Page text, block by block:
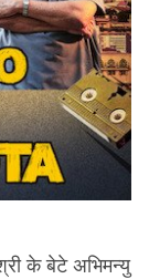
के बेटे अभिमन्यु